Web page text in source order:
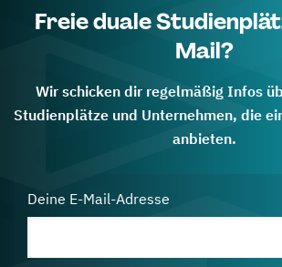
Freie duale
Mail?
Wir schicken dir regelmäßig Infos
Studienplätze und Unternehmen, die
anbieten.
Deine E-Mail-Adresse